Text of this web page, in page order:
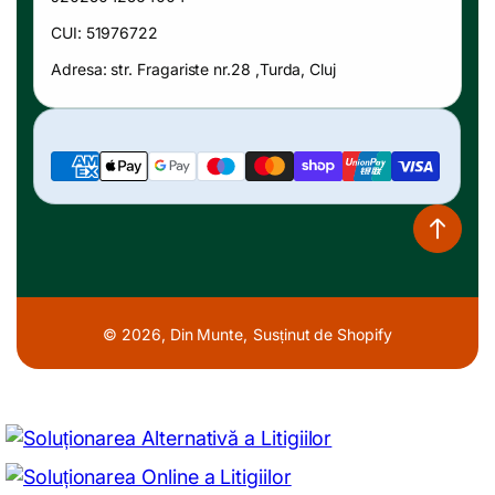
CUI: 51976722
Adresa: str. Fragariste nr.28 ,Turda, Cluj
de
plată
© 2026, Din Munte, Susținut de Shopify